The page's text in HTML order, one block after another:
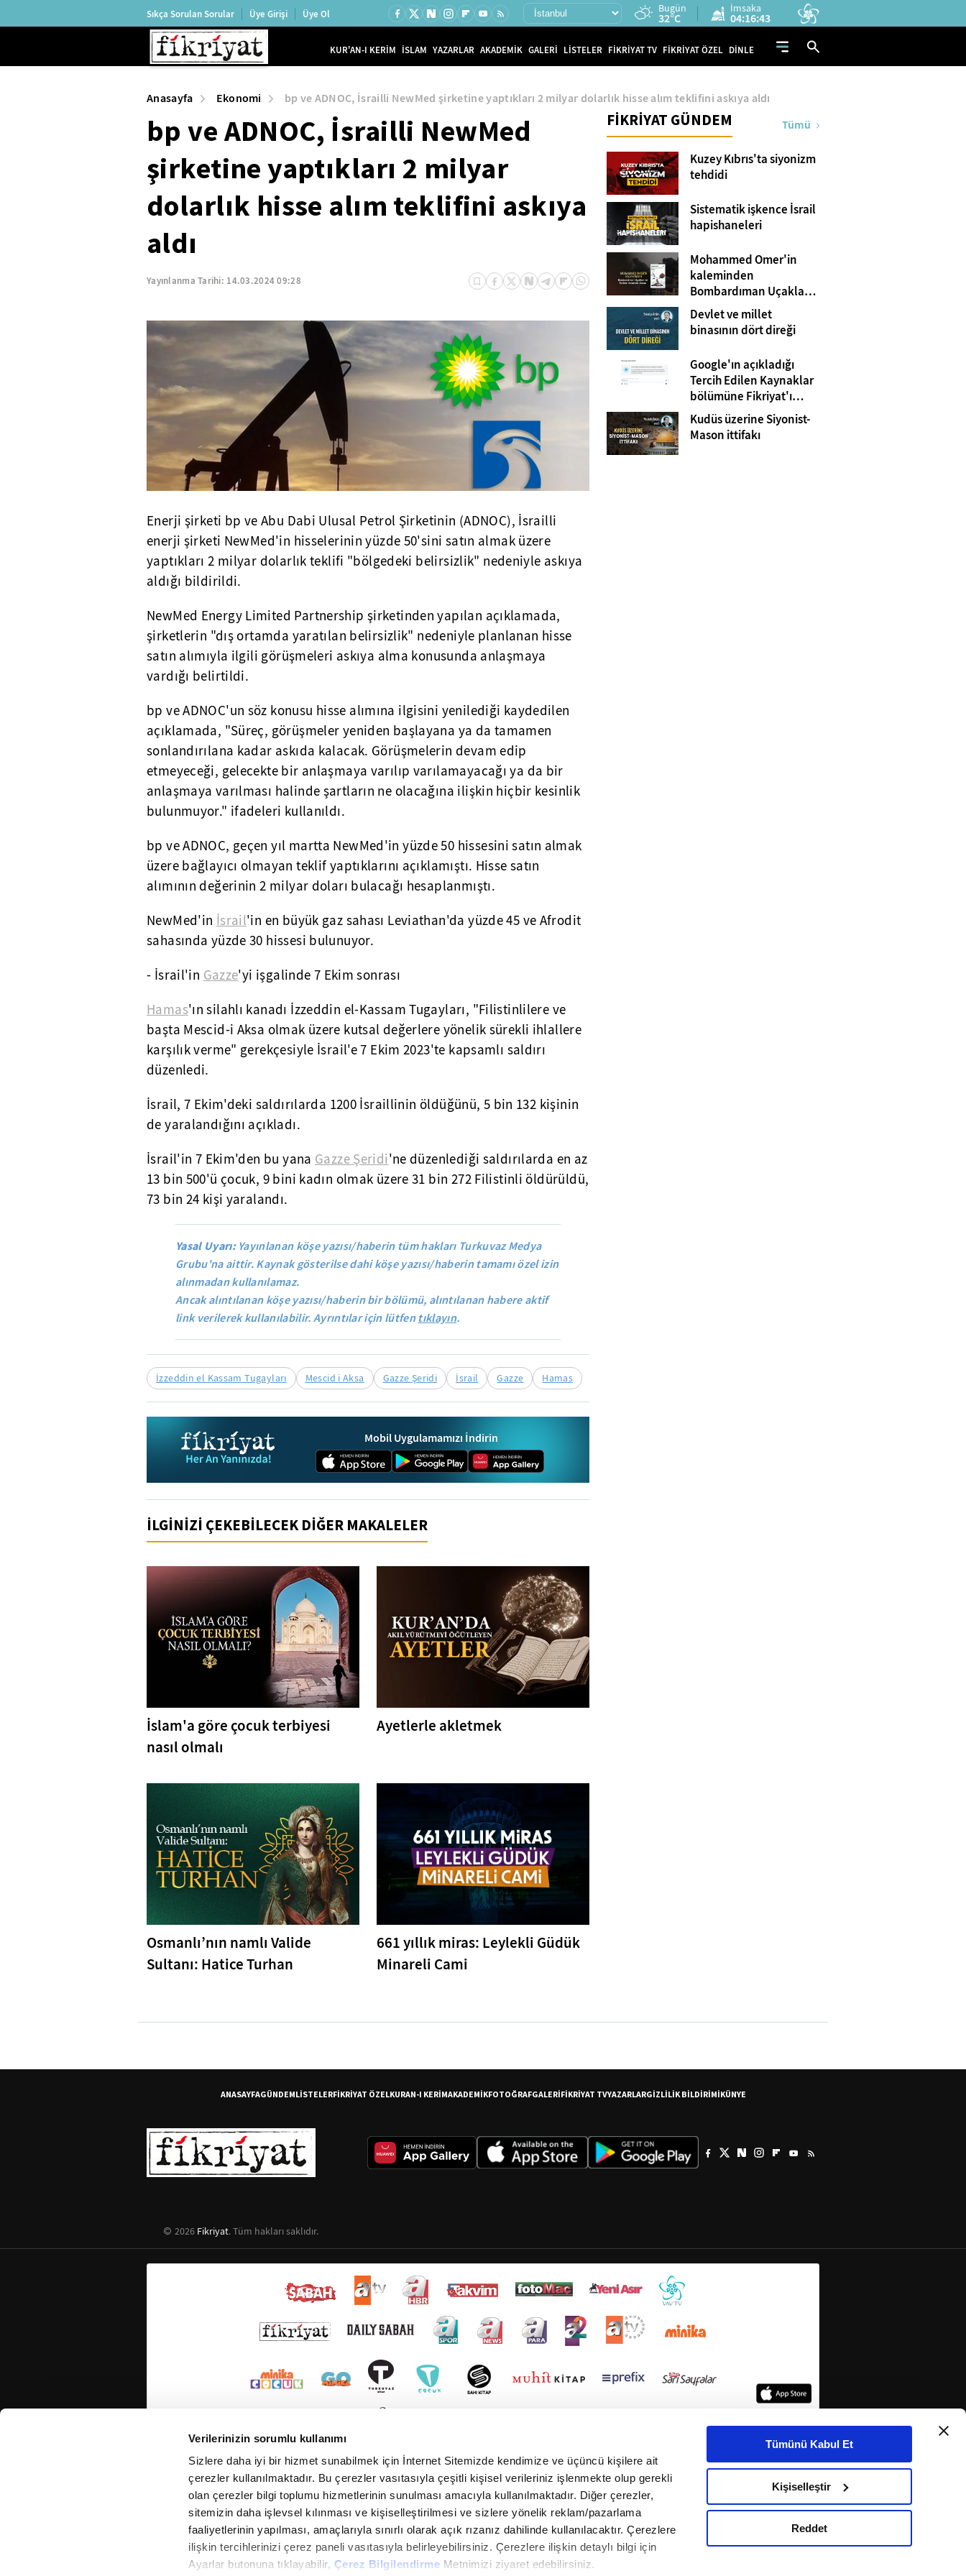
Verilerinizin sorumlu kullanımı
Sizlere daha iyi bir hizmet sunabilmek için İnternet Sitemizde kendimize ve üçüncü kişilere ait
çerezler kullanılmaktadır. Bu çerezler vasıtasıyla çeşitli kişisel verileriniz işlenmekte olup gerekli
olan çerezler bilgi toplumu hizmetlerinin sunulması amacıyla kullanılmaktadır. Diğer çerezler,
sitemizin daha işlevsel kılınması ve kişiselleştirilmesi ve sizlere yönelik reklam/pazarlama
faaliyetlerinin yapılması, amaçlarıyla sınırlı olarak açık rızanız dahilinde kullanılacaktır. Çerezlere
ilişkin tercihlerinizi çerez paneli vasıtasıyla belirleyebilirsiniz. Çerezlere ilişkin detaylı bilgi için
Ayarlar butonuna tıklayabilir, Çerez Bilgilendirme Metnimizi ziyaret edebilirsiniz.
Tümünü Kabul Et
Kişiselleştir
Reddet
Sıkça Sorulan Sorular Üye Girişi Üye Ol Bugün
32°C
İmsaka
04:16:42
KUR'AN-I KERİM İSLAM YAZARLAR AKADEMİK GALERİ LİSTELER FİKRİYAT TV FİKRİYAT ÖZEL DİNLE
Anasayfa Ekonomi bp ve ADNOC, İsrailli NewMed şirketine yaptıkları 2 milyar dolarlık hisse alım teklifini askıya aldı
bp ve ADNOC, İsrailli NewMed
şirketine yaptıkları 2 milyar
dolarlık hisse alım teklifini askıya
aldı
Yayınlanma Tarihi: 14.03.2024 09:28
Enerji şirketi bp ve Abu Dabi Ulusal Petrol Şirketinin (ADNOC), İsrailli
enerji şirketi NewMed'in hisselerinin yüzde 50'sini satın almak üzere
yaptıkları 2 milyar dolarlık teklifi "bölgedeki belirsizlik" nedeniyle askıya
aldığı bildirildi.
NewMed Energy Limited Partnership şirketinden yapılan açıklamada,
şirketlerin "dış ortamda yaratılan belirsizlik" nedeniyle planlanan hisse
satın alımıyla ilgili görüşmeleri askıya alma konusunda anlaşmaya
vardığı belirtildi.
bp ve ADNOC'un söz konusu hisse alımına ilgisini yenilediği kaydedilen
açıklamada, "Süreç, görüşmeler yeniden başlayana ya da tamamen
sonlandırılana kadar askıda kalacak. Görüşmelerin devam edip
etmeyeceği, gelecekte bir anlaşmaya varılıp varılamayacağı ya da bir
anlaşmaya varılması halinde şartların ne olacağına ilişkin hiçbir kesinlik
bulunmuyor." ifadeleri kullanıldı.
bp ve ADNOC, geçen yıl martta NewMed'in yüzde 50 hissesini satın almak
üzere bağlayıcı olmayan teklif yaptıklarını açıklamıştı. Hisse satın
alımının değerinin 2 milyar doları bulacağı hesaplanmıştı.
NewMed'in İsrail'in en büyük gaz sahası Leviathan'da yüzde 45 ve Afrodit
sahasında yüzde 30 hissesi bulunuyor.
- İsrail'in Gazze'yi işgalinde 7 Ekim sonrası
Hamas'ın silahlı kanadı İzzeddin el-Kassam Tugayları, "Filistinlilere ve
başta Mescid-i Aksa olmak üzere kutsal değerlere yönelik sürekli ihlallere
karşılık verme" gerekçesiyle İsrail'e 7 Ekim 2023'te kapsamlı saldırı
düzenledi.
İsrail, 7 Ekim'deki saldırılarda 1200 İsraillinin öldüğünü, 5 bin 132 kişinin
de yaralandığını açıkladı.
İsrail'in 7 Ekim'den bu yana Gazze Şeridi'ne düzenlediği saldırılarda en az
13 bin 500'ü çocuk, 9 bini kadın olmak üzere 31 bin 272 Filistinli öldürüldü,
73 bin 24 kişi yaralandı.
Yasal Uyarı:Yayınlanan köşe yazısı/haberin tüm hakları Turkuvaz Medya
Grubu'na aittir. Kaynak gösterilse dahi köşe yazısı/haberin tamamı özel izin
alınmadan kullanılamaz.
Ancak alıntılanan köşe yazısı/haberin bir bölümü, alıntılanan habere aktif
link verilerek kullanılabilir. Ayrıntılar için lütfentıklayın.
İzzeddin el Kassam Tugayları Mescid i Aksa Gazze Şeridi İsrail Gazze Hamas
Mobil Uygulamamızı İndirin
İLGİNİZİ ÇEKEBİLECEK DİĞER MAKALELER
İslam'a göre çocuk terbiyesi
nasıl olmalı
Ayetlerle akletmek
Osmanlı’nın namlı Valide
Sultanı: Hatice Turhan
661 yıllık miras: Leylekli Güdük
Minareli Cami
FİKRİYAT GÜNDEM Tümü
Kuzey Kıbrıs'ta siyonizm
tehdidi
Sistematik işkence İsrail
hapishaneleri
Mohammed Omer'in
kaleminden
Bombardıman Uçakları
ve Tanklar Arasında
Gazze
Devlet ve millet
binasının dört direği
Google'ın açıkladığı
Tercih Edilen Kaynaklar
bölümüne Fikriyat'ı
eklemeyi unutmayın!
Kudüs üzerine Siyonist-
Mason ittifakı
ANASAYFAGÜNDEMLİSTELERFİKRİYAT ÖZELKURAN-I KERİMAKADEMİKFOTOĞRAFGALERİFİKRİYAT TVYAZARLARGİZLİLİK BİLDİRİMİKÜNYE
2026 Fikriyat. Tüm hakları saklıdır.